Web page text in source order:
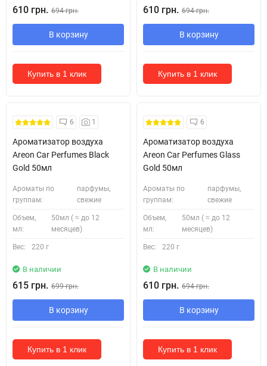
610 грн. 694 грн.
В корзину
Купить в 1 клик
610 грн. 694 грн.
В корзину
Купить в 1 клик
6 1
Ароматизатор воздуха
Areon Car Perfumes Black
Gold 50мл
Ароматы по
группам:
парфумы,
свежие
Объем,
мл:
50мл ( ≈ до 12
месяцев)
Вес: 220 г
В наличии
615 грн. 699 грн.
В корзину
Купить в 1 клик
6
Ароматизатор воздуха
Areon Car Perfumes Glass
Gold 50мл
Ароматы по
группам:
парфумы,
свежие
Объем,
мл:
50мл ( ≈ до 12
месяцев)
Вес: 220 г
В наличии
610 грн. 694 грн.
В корзину
Купить в 1 клик